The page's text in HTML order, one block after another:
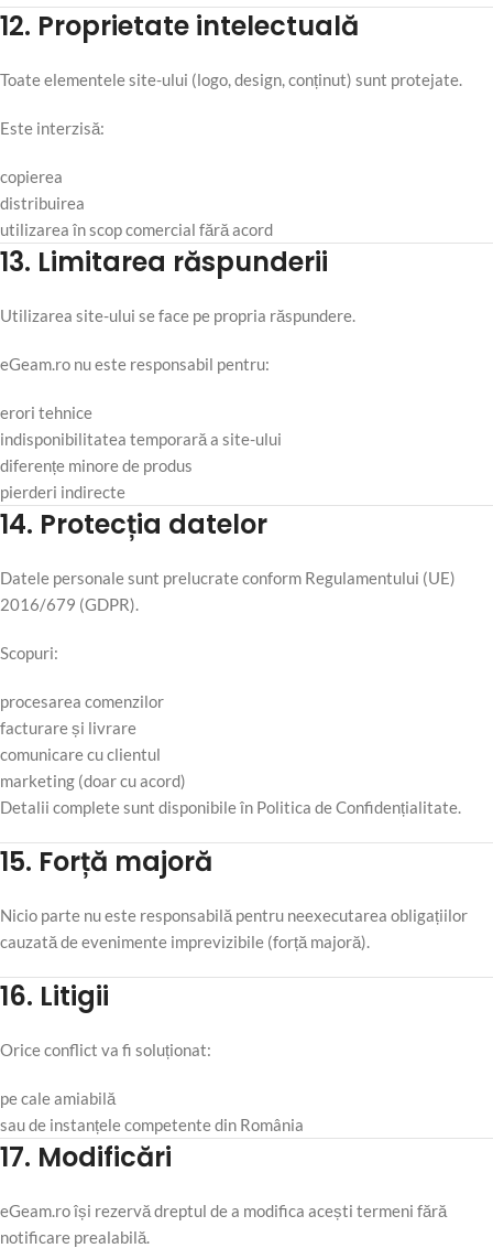
12. Proprietate intelectuală
Toate elementele site-ului (logo, design, conținut) sunt protejate.
Este interzisă:
copierea
distribuirea
utilizarea în scop comercial fără acord
13. Limitarea răspunderii
Utilizarea site-ului se face pe propria răspundere.
eGeam.ro nu este responsabil pentru:
erori tehnice
indisponibilitatea temporară a site-ului
diferențe minore de produs
pierderi indirecte
14. Protecția datelor
Datele personale sunt prelucrate conform Regulamentului (UE)
2016/679 (GDPR).
Scopuri:
procesarea comenzilor
facturare și livrare
comunicare cu clientul
marketing (doar cu acord)
Detalii complete sunt disponibile în Politica de Confidențialitate.
15. Forță majoră
Nicio parte nu este responsabilă pentru neexecutarea obligațiilor
cauzată de evenimente imprevizibile (forță majoră).
16. Litigii
Orice conflict va fi soluționat:
pe cale amiabilă
sau de instanțele competente din România
17. Modificări
eGeam.ro își rezervă dreptul de a modifica acești termeni fără
notificare prealabilă.